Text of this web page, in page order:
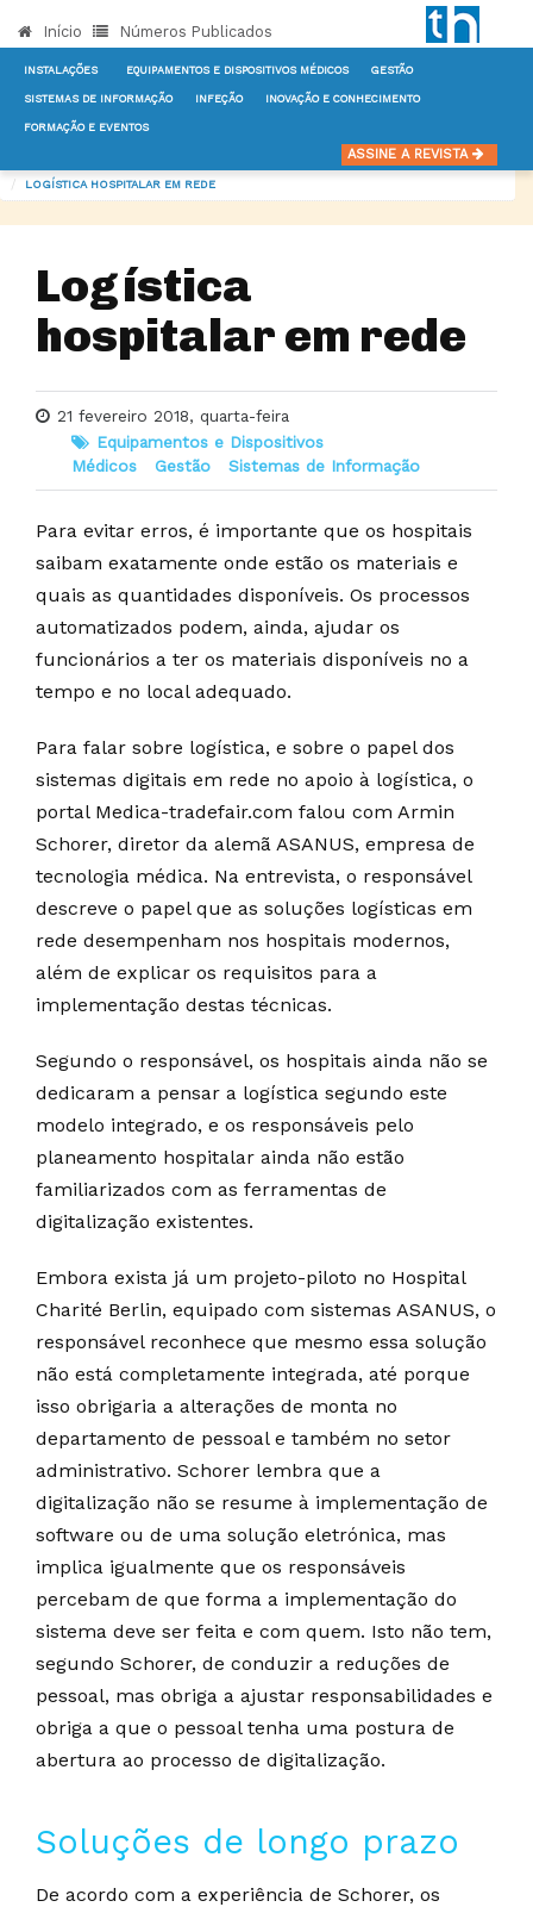
Início Números Publicados
INSTALAÇÕES EQUIPAMENTOS E DISPOSITIVOS MÉDICOS GESTÃO
SISTEMAS DE INFORMAÇÃO INFEÇÃO INOVAÇÃO E CONHECIMENTO
FORMAÇÃO E EVENTOS
ASSINE A REVISTA
EQUIPAMENTOS E DISPOSITIVOS MÉDICOS
LOGÍSTICA HOSPITALAR EM REDE
Logística
hospitalar em rede
21 fevereiro 2018, quarta-feira
Equipamentos e Dispositivos
Médicos
Gestão Sistemas de Informação
Para evitar erros, é importante que os hospitais
saibam exatamente onde estão os materiais e
quais as quantidades disponíveis. Os processos
automatizados podem, ainda, ajudar os
funcionários a ter os materiais disponíveis no a
tempo e no local adequado.
Para falar sobre logística, e sobre o papel dos
sistemas digitais em rede no apoio à logística, o
portal Medica-tradefair.com falou com Armin
Schorer, diretor da alemã ASANUS, empresa de
tecnologia médica. Na entrevista, o responsável
descreve o papel que as soluções logísticas em
rede desempenham nos hospitais modernos,
além de explicar os requisitos para a
implementação destas técnicas.
Segundo o responsável, os hospitais ainda não se
dedicaram a pensar a logística segundo este
modelo integrado, e os responsáveis pelo
planeamento hospitalar ainda não estão
familiarizados com as ferramentas de
digitalização existentes.
Embora exista já um projeto-piloto no Hospital
Charité Berlin, equipado com sistemas ASANUS, o
responsável reconhece que mesmo essa solução
não está completamente integrada, até porque
isso obrigaria a alterações de monta no
departamento de pessoal e também no setor
administrativo. Schorer lembra que a
digitalização não se resume à implementação de
software ou de uma solução eletrónica, mas
implica igualmente que os responsáveis
percebam de que forma a implementação do
sistema deve ser feita e com quem. Isto não tem,
segundo Schorer, de conduzir a reduções de
pessoal, mas obriga a ajustar responsabilidades e
obriga a que o pessoal tenha uma postura de
abertura ao processo de digitalização.
Soluções de longo prazo
De acordo com a experiência de Schorer, os